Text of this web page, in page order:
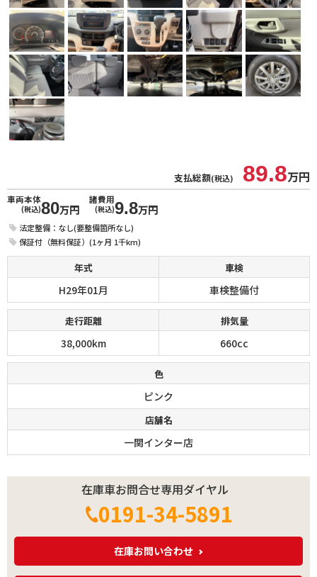
支払総額(税込) 89.8万円
車両本体
(税込)80万円
諸費用
(税込)9.8万円
法定整備：なし(要整備箇所なし)
保証付（無料保証）(1ヶ月 1千km)
年式 車検
H29年01月 車検整備付
走行距離 排気量
38,000km 660cc
色
ピンク
店舗名
一関インター店
在庫車お問合せ専用ダイヤル
0191-34-5891
在庫お問い合わせ